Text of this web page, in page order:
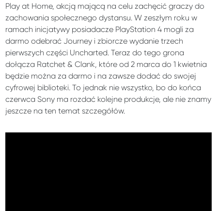
Play at Home, akcją mającą na celu zachęcić graczy do
zachowania społecznego dystansu. W zeszłym roku w
ramach inicjatywy posiadacze PlayStation 4 mogli za
darmo odebrać Journey i zbiorcze wydanie trzech
pierwszych części Uncharted. Teraz do tego grona
dołącza Ratchet & Clank, które od 2 marca do 1 kwietnia
będzie można za darmo i na zawsze dodać do swojej
cyfrowej biblioteki. To jednak nie wszystko, bo do końca
czerwca Sony ma rozdać kolejne produkcje, ale nie znamy
jeszcze na ten temat szczegółów.